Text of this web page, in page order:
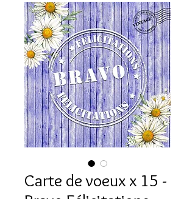
Carte de voeux x 15 -